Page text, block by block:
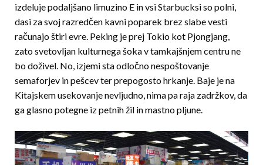
izdeluje podaljšano limuzino E in vsi Starbucksi so polni,
dasi za svoj razredčen kavni poparek brez slabe vesti
računajo štiri evre. Peking je prej Tokio kot Pjongjang,
zato svetovljan kulturnega šoka v tamkajšnjem centru ne
bo doživel. No, izjemi sta odločno nespoštovanje
semaforjev in pešcev ter prepogosto hrkanje. Baje je na
Kitajskem usekovanje nevljudno, nima pa raja zadržkov, da
ga glasno potegne iz petnih žil in mastno pljune.